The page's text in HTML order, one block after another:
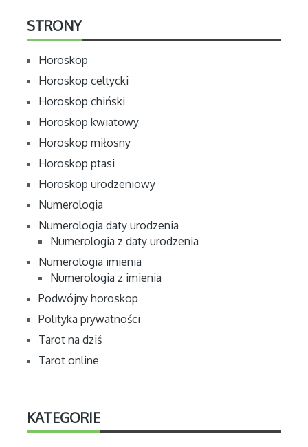
STRONY
Horoskop
Horoskop celtycki
Horoskop chiński
Horoskop kwiatowy
Horoskop miłosny
Horoskop ptasi
Horoskop urodzeniowy
Numerologia
Numerologia daty urodzenia
Numerologia z daty urodzenia
Numerologia imienia
Numerologia z imienia
Podwójny horoskop
Polityka prywatności
Tarot na dziś
Tarot online
KATEGORIE